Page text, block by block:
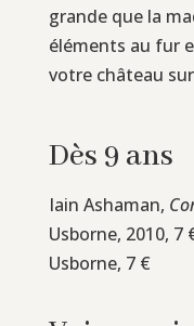
grande que la
éléments au fur
votre château
Dès 9 ans
Iain Ashaman,
Usborne, 2010,
Usborne, 7 €